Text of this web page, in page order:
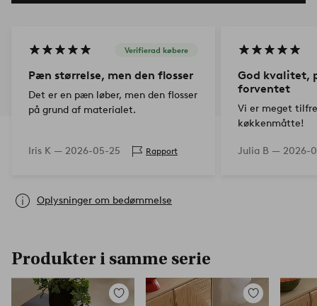
Verifierad købere
Pæn størrelse, men den flosser
Det er en pæn løber, men den flosser
på grund af materialet.
Iris K — 2026-05-25 Rapport
God kvalitet,
forventet
Vi er meget
køkkenmåtte!
Julia B — 2026-
Oplysninger om bedømmelse
Produkter i samme serie
Tilføj
Tilføj